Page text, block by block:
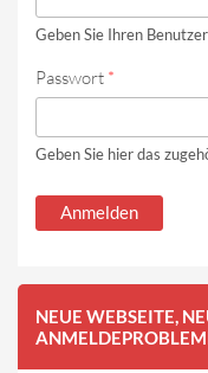
Geben Sie Ihren
Passwort *
Geben Sie hier das
NEUE WEBSEITE,